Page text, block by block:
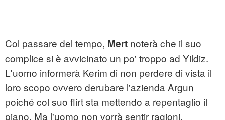
Col passare del tempo, Mert noterà che il suo
complice si è avvicinato un po' troppo ad Yildiz.
L'uomo informerà Kerim di non perdere di vista il
loro scopo ovvero derubare l'azienda Argun
poiché col suo flirt sta mettendo a repentaglio il
piano. Ma l'uomo non vorrà sentir ragioni,